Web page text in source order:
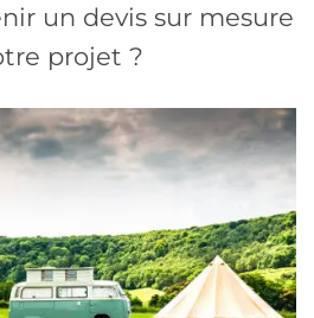
un devis sur mesure
projet ?